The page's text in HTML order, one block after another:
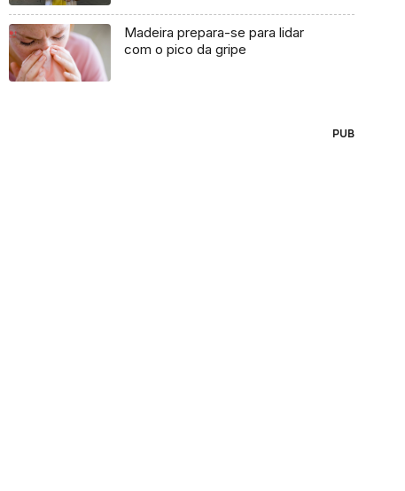
Madeira prepara-se para lidar
com o pico da gripe
PUB